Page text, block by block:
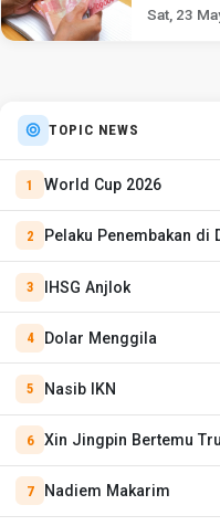
Sat, 23
TOPIC NEWS
World Cup 2026
Pelaku Penembakan di
IHSG Anjlok
Dolar Menggila
Nasib IKN
Xin Jingpin Bertemu
Nadiem Makarim